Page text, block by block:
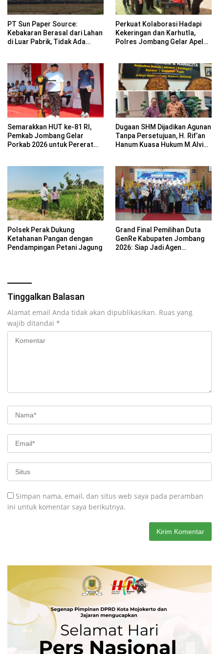
PT Sun Paper Source:
Kebakaran Berasal dari Lahan
di Luar Pabrik, Tidak Ada
Perkuat Kolaborasi Hadapi
Kekeringan dan Karhutla,
Polres Jombang Gelar Apel
Semarakkan HUT ke-81 RI,
Pemkab Jombang Gelar
Porkab 2026 untuk Pererat
Dugaan SHM Dijadikan Agunan
Tanpa Persetujuan, H. Rif’an
Hanum Kuasa Hukum M.Alvin
Polsek Perak Dukung
Ketahanan Pangan dengan
Pendampingan Petani Jagung
Grand Final Pemilihan Duta
GenRe Kabupaten Jombang
2026: Siap Jadi Agen
Tinggalkan Balasan
Alamat email Anda tidak akan dipublikasikan. Ruas yang
wajib ditandai *
Simpan nama, email, dan situs web saya pada peramban
ini untuk komentar saya berikutnya.